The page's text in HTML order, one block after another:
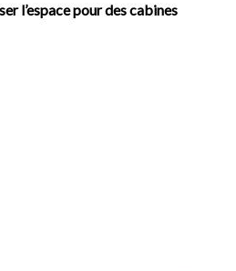
l’espace pour des cabines